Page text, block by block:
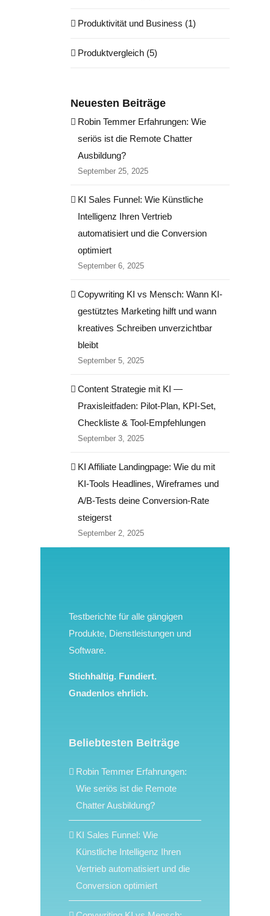
Produktivität und Business (1)
Produktvergleich (5)
Neuesten Beiträge
Robin Temmer Erfahrungen: Wie
seriös ist die Remote Chatter
Ausbildung?
September 25, 2025
KI Sales Funnel: Wie Künstliche
Intelligenz Ihren Vertrieb
automatisiert und die Conversion
optimiert
September 6, 2025
Copywriting KI vs Mensch: Wann KI-
gestütztes Marketing hilft und wann
kreatives Schreiben unverzichtbar
bleibt
September 5, 2025
Content Strategie mit KI —
Praxisleitfaden: Pilot‑Plan, KPI‑Set,
Checkliste & Tool‑Empfehlungen
September 3, 2025
KI Affiliate Landingpage: Wie du mit
KI-Tools Headlines, Wireframes und
A/B-Tests deine Conversion-Rate
steigerst
September 2, 2025
Testberichte für alle gängigen
Produkte, Dienstleistungen und
Software.
Stichhaltig. Fundiert.
Gnadenlos ehrlich.
Beliebtesten Beiträge
Robin Temmer Erfahrungen:
Wie seriös ist die Remote
Chatter Ausbildung?
KI Sales Funnel: Wie
Künstliche Intelligenz Ihren
Vertrieb automatisiert und die
Conversion optimiert